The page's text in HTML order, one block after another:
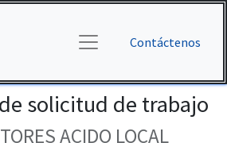
Contáctenos
solicitud de trabajo
ACIDO LOCAL